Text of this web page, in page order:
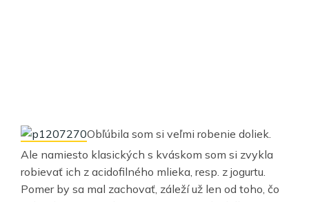
Obľúbila som si veľmi robenie doliek.
Ale namiesto klasických s kváskom som si zvykla
robievať ich z acidofilného mlieka, resp. z jogurtu.
Pomer by sa mal zachovať, záleží už len od toho, čo